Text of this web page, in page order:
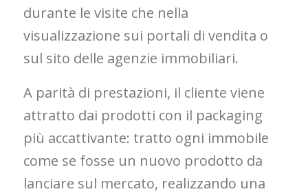
durante le visite che nella
visualizzazione sui portali di vendita o
sul sito delle agenzie immobiliari.
A parità di prestazioni, il cliente viene
attratto dai prodotti con il packaging
più accattivante: tratto ogni immobile
come se fosse un nuovo prodotto da
lanciare sul mercato, realizzando una